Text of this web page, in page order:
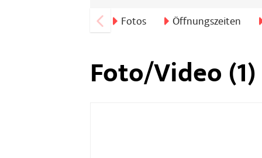
Fotos Öffnungszeiten
Foto/Video (1)